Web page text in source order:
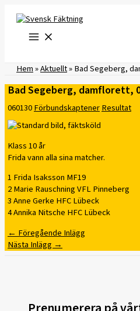
innehåll
Hem»Aktuellt»Bad Segeberg,
Bad Segeberg, damflorett,
060130FörbundskaptenerResultat
Klass 10 år
Frida vann alla sina matcher.
1 Frida Isaksson MF19
2 Marie Rauschning VFL Pinneberg
3 Anne Gerke HFC Lübeck
4 Annika Nitsche HFC Lübeck
← Föregående Inlägg
Nästa Inlägg →